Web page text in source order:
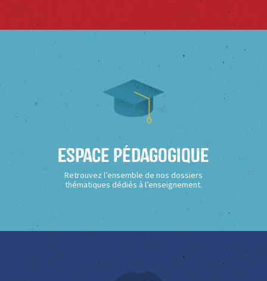
Espace Pédagogique
Retrouvez l’ensemble de nos dossiers
thématiques dédiés à l’enseignement.